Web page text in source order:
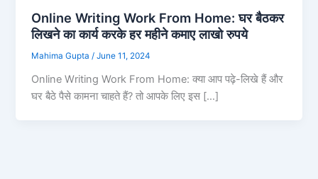
Online Writing Work From Home: घर बैठकर
लिखने का कार्य करके हर महीने कमाए लाखो रुपये
Mahima Gupta/June 11, 2024
Online Writing Work From Home: क्या आप पढ़े-लिखे हैं और
घर बैठे पैसे कामना चाहते हैं? तो आपके लिए इस […]